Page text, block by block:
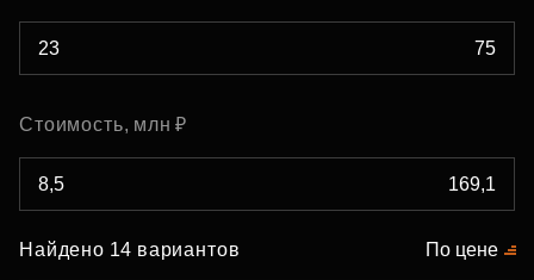
Стоимость, млн ₽
Найдено 14 вариантов По цене